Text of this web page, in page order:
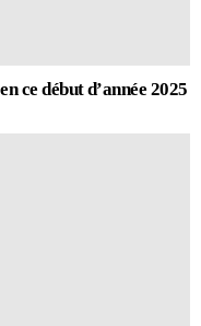
ce début d’année 2025